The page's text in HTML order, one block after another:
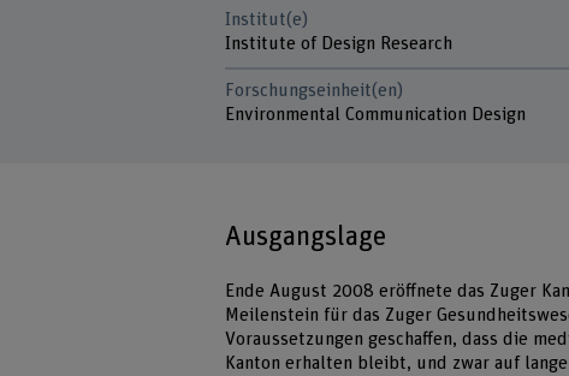
Institut(e)
Institute of Design Research
Forschungseinheit(en)
Environmental Communication Design
Ausgangslage
Ende August 2008 eröffnete das Zuger
Meilenstein für das Zuger
Voraussetzungen geschaffen, dass die
Kanton erhalten bleibt, und zwar auf